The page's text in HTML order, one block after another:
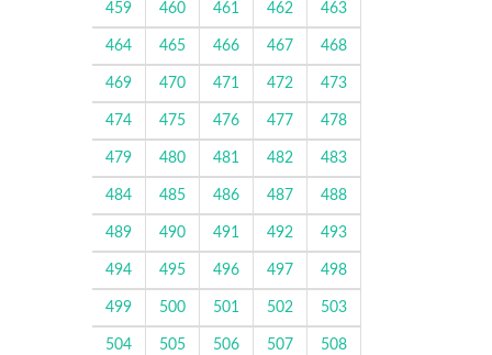
459 460 461 462 463
464 465 466 467 468
469 470 471 472 473
474 475 476 477 478
479 480 481 482 483
484 485 486 487 488
489 490 491 492 493
494 495 496 497 498
499 500 501 502 503
504 505 506 507 508